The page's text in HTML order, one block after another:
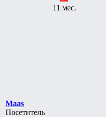
11 мес.
Maas
Посетитель